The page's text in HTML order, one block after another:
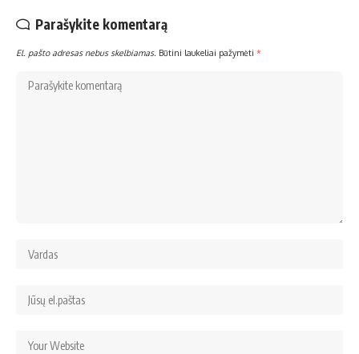
Parašykite komentarą
El. pašto adresas nebus skelbiamas. Būtini laukeliai pažymėti *